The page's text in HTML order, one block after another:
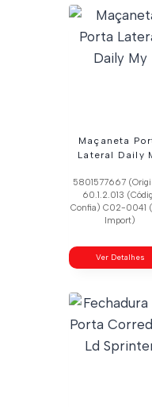
Maçaneta
Lateral Daily
5801577667
60.1.2.013
Confia) C02-0041
Import)
Ver Detalhes